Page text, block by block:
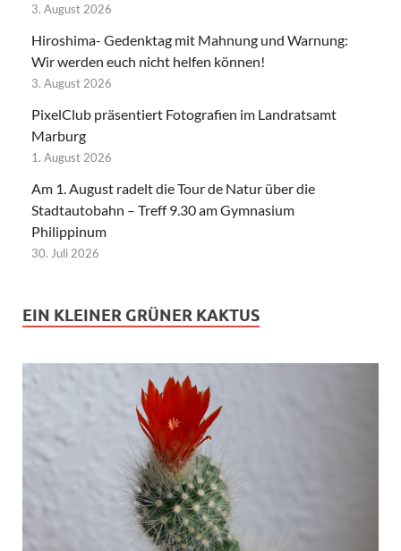
3. August 2026
Hiroshima- Gedenktag mit Mahnung und Warnung:
Wir werden euch nicht helfen können!
3. August 2026
PixelClub präsentiert Fotografien im Landratsamt
Marburg
1. August 2026
Am 1. August radelt die Tour de Natur über die
Stadtautobahn – Treff 9.30 am Gymnasium
Philippinum
30. Juli 2026
EIN KLEINER GRÜNER KAKTUS